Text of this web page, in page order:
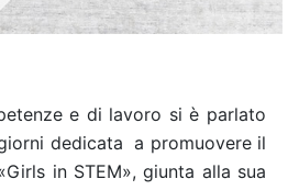
e di lavoro si è parlato
dedicata a promuovere il
in STEM», giunta alla sua